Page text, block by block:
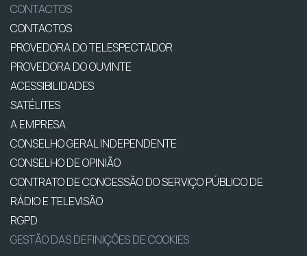
CONTACTOS
CONTACTOS
PROVEDORA DO TELESPECTADOR
PROVEDORA DO OUVINTE
ACESSIBILIDADES
SATÉLITES
A EMPRESA
CONSELHO GERAL INDEPENDENTE
CONSELHO DE OPINIÃO
CONTRATO DE CONCESSÃO DO SERVIÇO PÚBLICO DE
RÁDIO E TELEVISÃO
RGPD
GESTÃO DAS DEFINIÇÕES DE COOKIES